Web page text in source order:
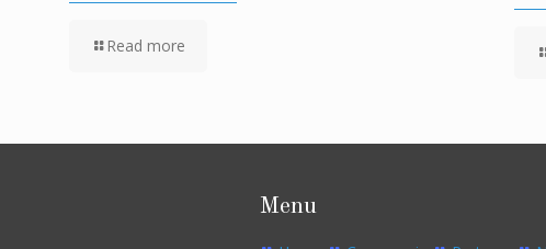
Read more
Menu